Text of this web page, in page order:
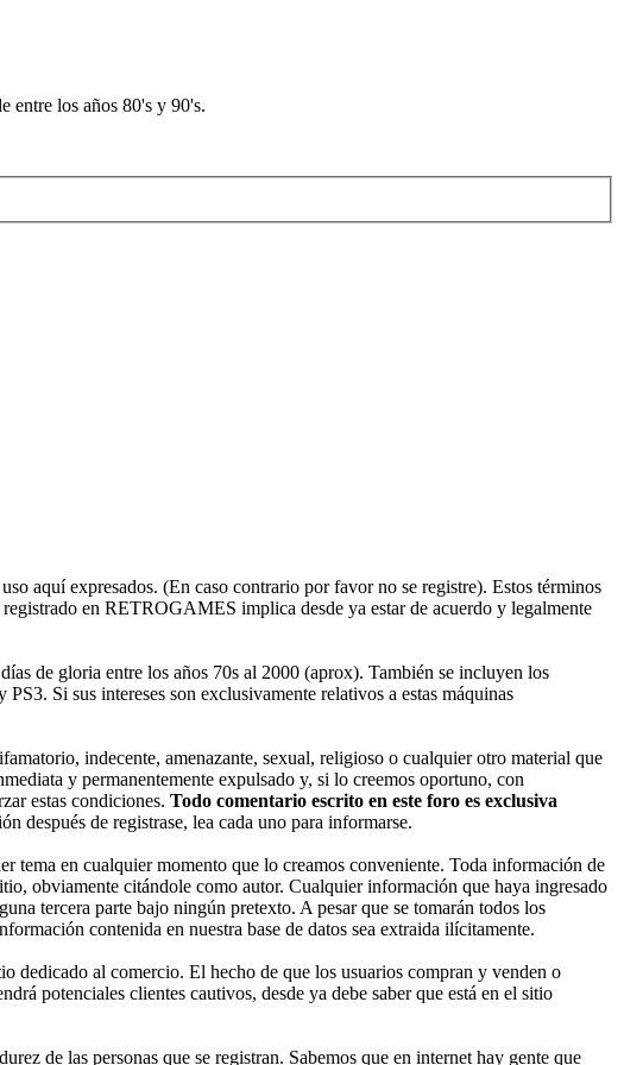
entre los años 80's y 90's.
aquí expresados. (En caso contrario por favor no se registre). Estos términos
en RETROGAMES implica desde ya estar de acuerdo y legalmente
de gloria entre los años 70s al 2000 (aprox). También se incluyen los
Si sus intereses son exclusivamente relativos a estas máquinas
indecente, amenazante, sexual, religioso o cualquier otro material que
y permanentemente expulsado y, si lo creemos oportuno, con
estas condiciones. Todo comentario escrito en este foro es exclusiva
después de registrase, lea cada uno para informarse.
en cualquier momento que lo creamos conveniente. Toda información de
obviamente citándole como autor. Cualquier información que haya ingresado
tercera parte bajo ningún pretexto. A pesar que se tomarán todos los
contenida en nuestra base de datos sea extraida ilícitamente.
dedicado al comercio. El hecho de que los usuarios compran y venden o
potenciales clientes cautivos, desde ya debe saber que está en el sitio
de las personas que se registran. Sabemos que en internet hay gente que